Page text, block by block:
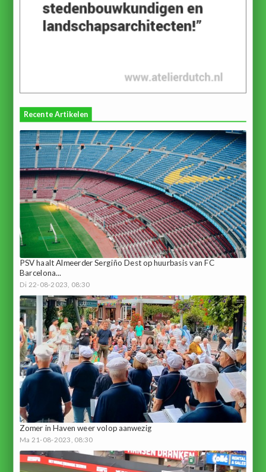
Recente Artikelen
PSV haalt Almeerder Sergiño Dest op huurbasis van FC
Barcelona...
Di 22-08-2023, 08:30
Zomer in Haven weer volop aanwezig
Ma 21-08-2023, 08:30